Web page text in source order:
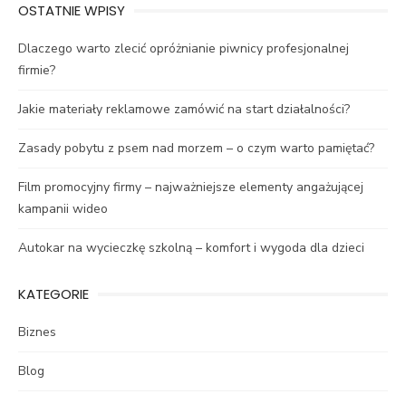
OSTATNIE WPISY
Dlaczego warto zlecić opróżnianie piwnicy profesjonalnej
firmie?
Jakie materiały reklamowe zamówić na start działalności?
Zasady pobytu z psem nad morzem – o czym warto pamiętać?
Film promocyjny firmy – najważniejsze elementy angażującej
kampanii wideo
Autokar na wycieczkę szkolną – komfort i wygoda dla dzieci
KATEGORIE
Biznes
Blog